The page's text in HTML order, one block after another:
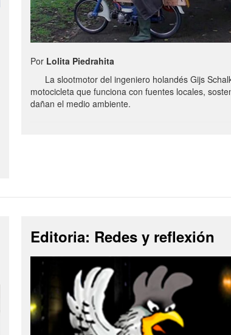
Por Lolita Piedrahita
La slootmotor del ingeniero holandés Gijs
motocicleta que funciona con fuentes locales,
dañan el medio ambiente.
Editoria: Redes y reflexión